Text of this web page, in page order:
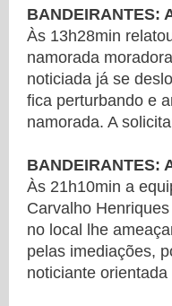
BANDEIRANTES:
Às 13h28min
namorada
noticiada já se
fica perturbando e
namorada. A
BANDEIRANTES:
Às 21h10min a
Carvalho
no local lhe
pelas imediações,
noticiante